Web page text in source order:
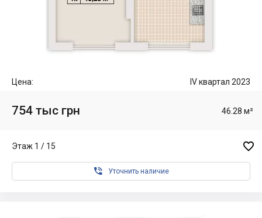
Цена: IV квартал 2023
754 тыс грн 46.28 м²
Этаж 1 / 15 
 Уточнить наличие